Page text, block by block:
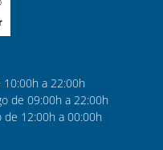
10:00h a 22:00h
de 09:00h a 22:00h
de 12:00h a 00:00h